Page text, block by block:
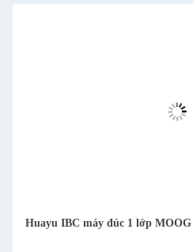
Huayu IBC máy đúc 1 lớp